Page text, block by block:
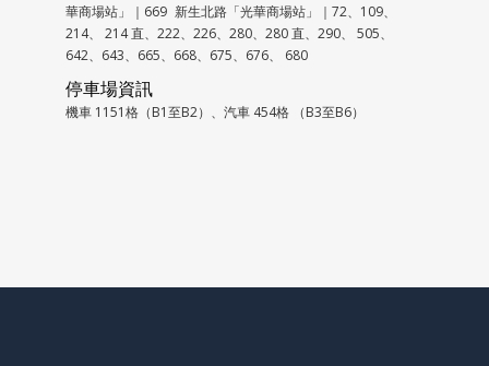
華商場站」｜669 新生北路「光華商場站」｜72、109、
214、 214 直、222、226、280、280 直、290、 505、
642、643、665、668、675、676、 680
停車場資訊
機車 1151格（B1至B2）、汽車 454格 （B3至B6）